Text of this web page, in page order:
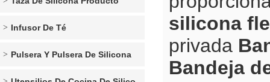
Infusor De Té
Pulsera Y Pulsera De Silicona
silicona
privada
Bandeja